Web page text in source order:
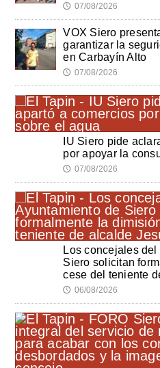
🕔 07/08/2026
VOX Siero
garantizar la
en Carbayín Alto
🕔 07/08/2026
IU Siero pide
por apoyar la
🕔 07/08/2026
Los concejales
Siero solicitan
cese del teniente
🕔 06/08/2026